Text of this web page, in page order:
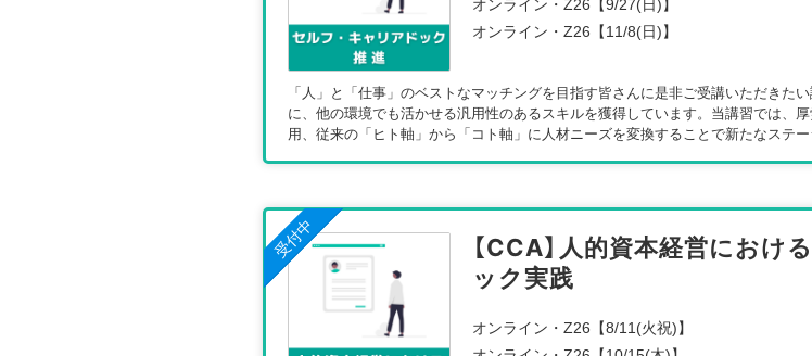
オンライン・Z26【9/27(日)】
オンライン・Z26【11/8(日)】
「人」と「仕事」のベストなマッチングを目指す皆さんに是非ご受講いただきた
に、他の環境でも活かせる汎用性のあるスキルを獲得しています。当講習では、
用、従来の「ヒト軸」から「コト軸」に人材ニーズを変換することで新たなステー
受付中
【CCA】人的資本経営におけ
ック実践
オンライン・Z26【8/11(火祝)】